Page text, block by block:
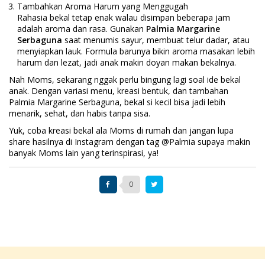
Tambahkan Aroma Harum yang Menggugah
Rahasia bekal tetap enak walau disimpan beberapa jam
adalah aroma dan rasa. Gunakan Palmia Margarine
Serbaguna saat menumis sayur, membuat telur dadar, atau
menyiapkan lauk. Formula barunya bikin aroma masakan lebih
harum dan lezat, jadi anak makin doyan makan bekalnya.
Nah Moms, sekarang nggak perlu bingung lagi soal ide bekal
anak. Dengan variasi menu, kreasi bentuk, dan tambahan
Palmia Margarine Serbaguna, bekal si kecil bisa jadi lebih
menarik, sehat, dan habis tanpa sisa.
Yuk, coba kreasi bekal ala Moms di rumah dan jangan lupa
share hasilnya di Instagram dengan tag @Palmia supaya makin
banyak Moms lain yang terinspirasi, ya!
0